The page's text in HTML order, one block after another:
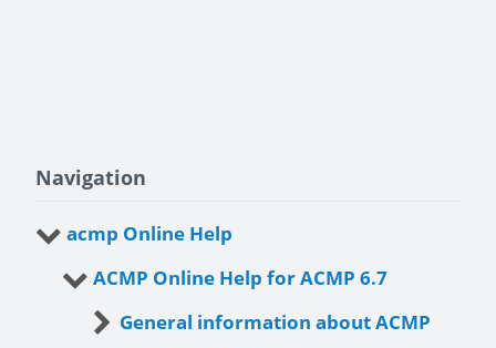
Navigation
acmp Online Help
ACMP Online Help for ACMP 6.7
General information about ACMP